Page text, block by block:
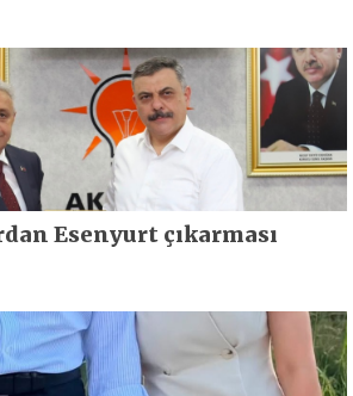
Esenyurt çıkarması